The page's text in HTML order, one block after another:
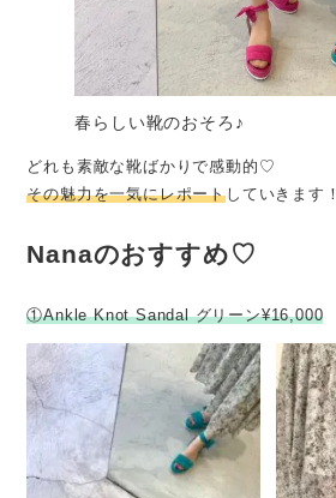
春らしい靴のおそろ♪
どれも素敵な靴ばかりで感動的♡
その魅力を一気にレポートしていきます！
Nanaのおすすめ♡
①Ankle Knot Sandal グリーン¥16,000